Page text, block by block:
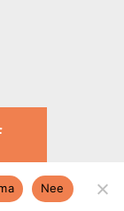
Nee